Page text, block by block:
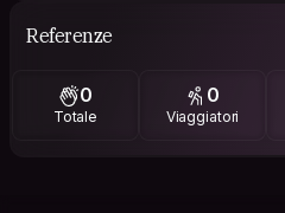
Referenze
0
Totale
0
Viaggiatori